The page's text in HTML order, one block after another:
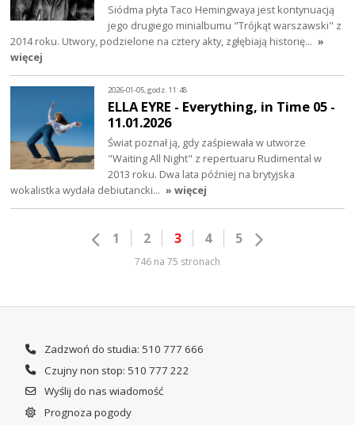
Siódma płyta Taco Hemingwaya jest kontynuacją
jego drugiego minialbumu "Trójkąt warszawski" z
2014 roku. Utwory, podzielone na cztery akty, zgłębiają historię… »
więcej
2026-01-05, godz. 11:48
ELLA EYRE - Everything, in Time 05 -
11.01.2026
Świat poznał ją, gdy zaśpiewała w utworze
"Waiting All Night" z repertuaru Rudimental w
2013 roku. Dwa lata później na brytyjska
wokalistka wydała debiutancki… » więcej
1 2 3 4 5
746 na 75 stronach
Zadzwoń do studia: 510 777 666
Czujny non stop: 510 777 222
Wyślij do nas wiadomość
Prognoza pogody